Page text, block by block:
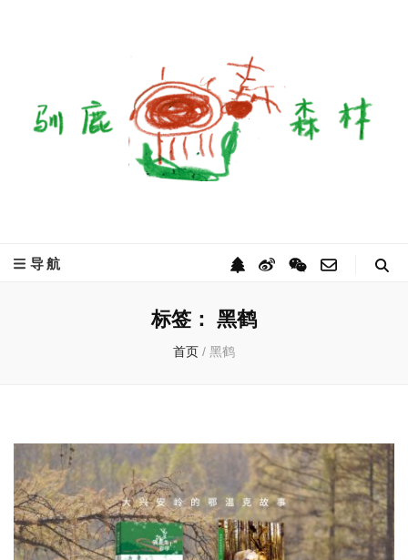
导航
标签： 黑鹤
首页 / 黑鹤